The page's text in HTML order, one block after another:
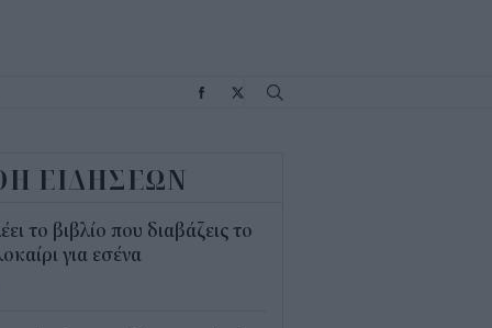
ΕΙΔΗΣΕΩΝ
το βιβλίο που διαβάζεις το
για εσένα